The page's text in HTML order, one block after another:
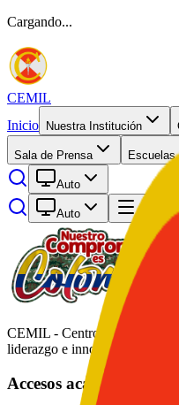
Cargando...
CEMIL
Inicio
Nuestra Institución
Sala de Prensa Escuelas
Auto
Auto Abrir
CEMIL - Centro de
liderazgo e innovación
Accesos académicos